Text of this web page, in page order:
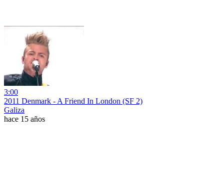
3:00
2011 Denmark - A Friend In London (SF 2)
Galiza
hace 15 años